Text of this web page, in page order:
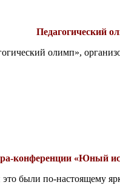
Педагогический
олимп»,
конференции «Юный
были по-настоящему